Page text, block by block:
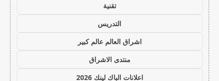
تقنية
التدريس
اشراق العالم عالم كبير
منتدى الاشراق
اعلانات الباك لينك 2026